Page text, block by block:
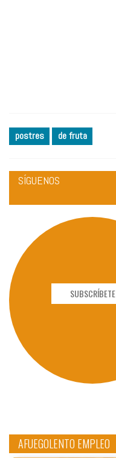
postres de fruta
SÍGUENOS
SUBSCRÍBETE
AFUEGOLENTO EMPLEO